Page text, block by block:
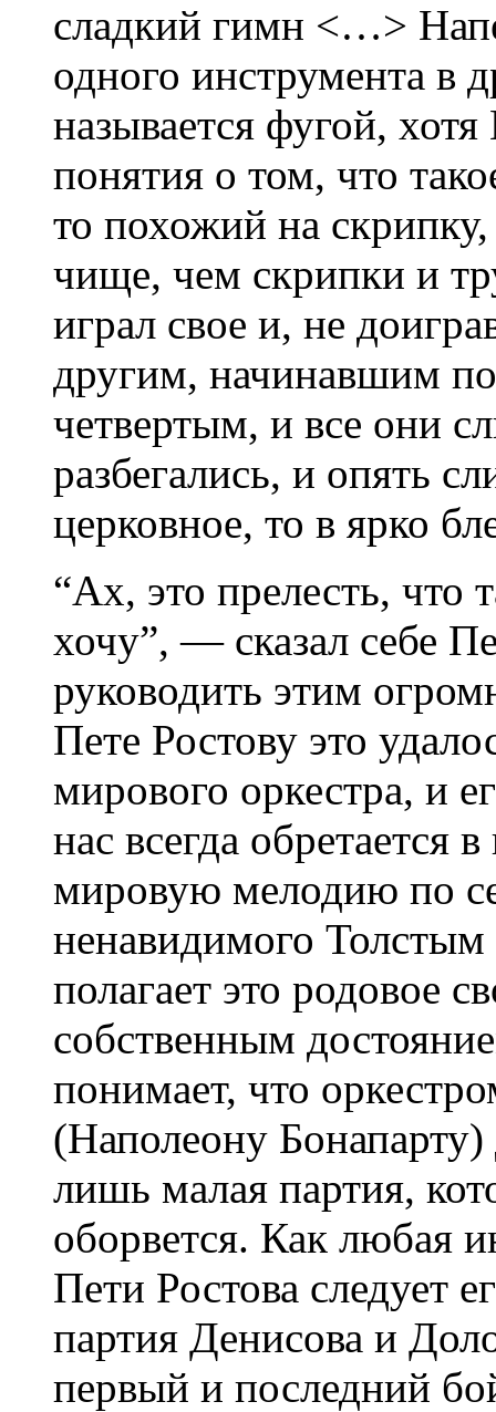
сладкий гимн <…>
одного инструмента в
называется фугой,
понятия о том, что
то похожий на
чище, чем скрипки и
играл свое и, не
другим, начинавшим
четвертым, и все они
разбегались, и опять
церковное, то в ярко
“Ах, это прелесть, что
хочу”, — сказал себе
руководить этим
Пете Ростову это
мирового оркестра, и
нас всегда обретается
мировую мелодию по
ненавидимого
полагает это родовое
собственным
понимает, что
(Наполеону
лишь малая партия,
оборвется. Как любая
Пети Ростова следует
партия Денисова и
первый и последний